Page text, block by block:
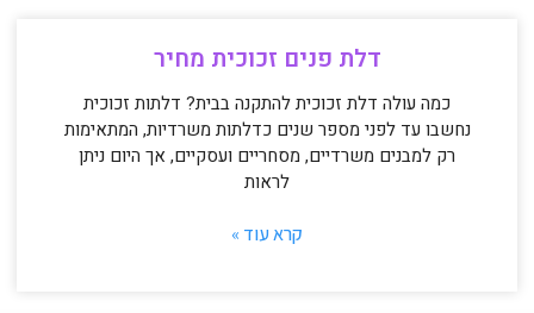
דלת פנים זכוכית מחיר
כמה עולה דלת זכוכית להתקנה בבית? דלתות זכוכית
נחשבו עד לפני מספר שנים כדלתות משרדיות, המתאימות
רק למבנים משרדיים, מסחריים ועסקיים, אך היום ניתן
לראות
קרא עוד »